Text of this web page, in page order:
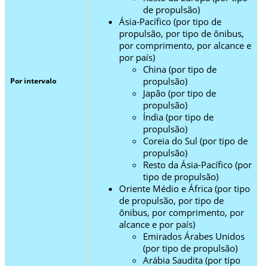
Por intervalo
de propulsão)
Ásia-Pacífico (por tipo de
propulsão, por tipo de ônibus,
por comprimento, por alcance e
por país)
China (por tipo de
propulsão)
Japão (por tipo de
propulsão)
Índia (por tipo de
propulsão)
Coreia do Sul (por tipo de
propulsão)
Resto da Ásia-Pacífico (por
tipo de propulsão)
Oriente Médio e África (por tipo
de propulsão, por tipo de
ônibus, por comprimento, por
alcance e por país)
Emirados Árabes Unidos
(por tipo de propulsão)
Arábia Saudita (por tipo